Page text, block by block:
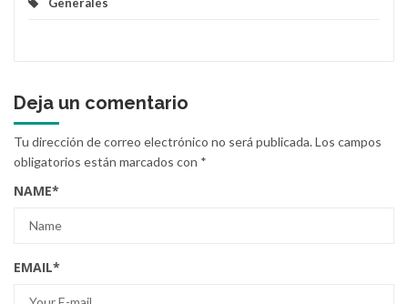
Deja un comentario
Tu dirección de correo electrónico no será publicada.Los campos
obligatorios están marcados con *
NAME*
EMAIL*